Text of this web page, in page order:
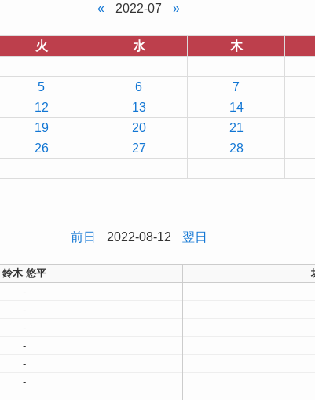
« 2022-07 »
火 水 木
5 6 7
12 13 14
19 20 21
26 27 28
前日 2022-08-12 翌日
鈴木 悠平
-
-
-
-
-
-